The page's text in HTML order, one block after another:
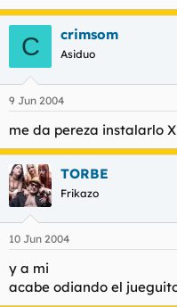
C crimsom
Asiduo
9 Jun 2004
me da pereza instalarlo
TORBE
Frikazo
10 Jun 2004
y a mi
acabe odiando el